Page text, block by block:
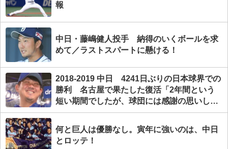
報
中日・藤嶋健人投手 納得のいくボールを求
めて／ラストスパートに懸ける！
2018-2019 中日 4241日ぶりの日本球界での
勝利 名古屋で果たした復活「2年間という
短い期間でしたが、球団には感謝の思いしか
ありません」
何と巨人は優勝なし。寅年に強いのは、中日
とロッテ！